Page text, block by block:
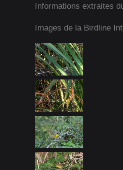
Informations extraites
Images de la Birdline